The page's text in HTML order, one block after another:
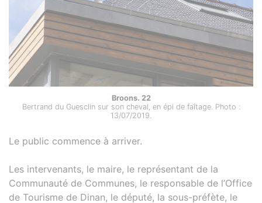
Broons. 22
Bertrand du Guesclin sur son cheval, en épi de faîtage. Photo :
13/07/2019.
Le public commence à arriver.
Les intervenants, le maire, le représentant de la
Communauté de Communes, le responsable de l’Office
de Tourisme de Dinan, le député, la sous-préfète, le